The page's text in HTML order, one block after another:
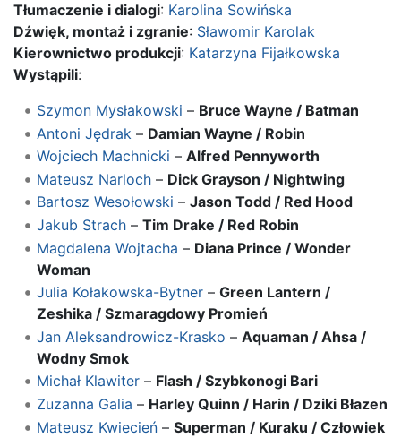
Tłumaczenie i dialogi: Karolina Sowińska
Dźwięk, montaż i zgranie: Sławomir Karolak
Kierownictwo produkcji: Katarzyna Fijałkowska
Wystąpili:
Szymon Mysłakowski – Bruce Wayne / Batman
Antoni Jędrak – Damian Wayne / Robin
Wojciech Machnicki – Alfred Pennyworth
Mateusz Narloch– Dick Grayson / Nightwing
Bartosz Wesołowski – Jason Todd / Red Hood
Jakub Strach– Tim Drake / Red Robin
Magdalena Wojtacha – Diana Prince / Wonder
Woman
Julia Kołakowska-Bytner– Green Lantern /
Zeshika / Szmaragdowy Promień
Jan Aleksandrowicz-Krasko – Aquaman / Ahsa /
Wodny Smok
Michał Klawiter– Flash / Szybkonogi Bari
Zuzanna Galia – Harley Quinn / Harin / Dziki Błazen
Mateusz Kwiecień– Superman / Kuraku / Człowiek